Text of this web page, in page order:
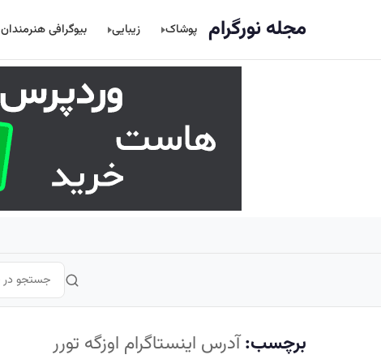
مجله نورگرام پوشاک زیبایی بیوگرافی هنرمندان
برچسب:آدرس اینستاگرام اوزگه تورر